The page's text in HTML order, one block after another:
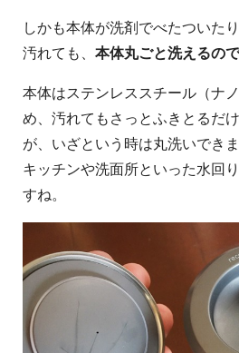
しかも本体が洗剤でべたついた
汚れても、 本体丸ごと洗えるの
本体はステンレススチール（ナ
め、汚れてもさっとふきとるだ
が、いざという時は丸洗いできま
キッチンや洗面所といった水回
すね。